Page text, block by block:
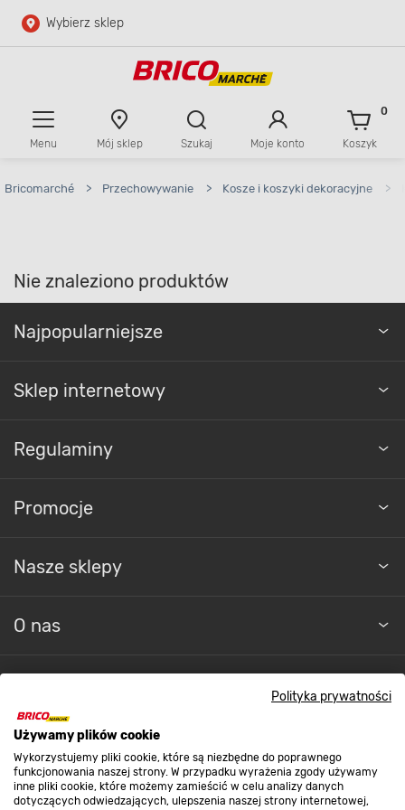
Polityka prywatności
Używamy plików cookie
Wykorzystujemy pliki cookie, które są niezbędne do poprawnego
funkcjonowania naszej strony. W przypadku wyrażenia zgody używamy
inne pliki cookie, które możemy zamieścić w celu analizy danych
dotyczących odwiedzających, ulepszenia naszej strony internetowej,
Przejdź do głównej zawartości
Wybierz sklep
Menu Mój sklep Szukaj Moje konto Koszyk
0
Bricomarché > Przechowywanie > Kosze i koszyki dekoracyjne >
Nie znaleziono produktów
Najpopularniejsze
Sklep internetowy
Regulaminy
Promocje
Nasze sklepy
O nas
Strefa biznesu